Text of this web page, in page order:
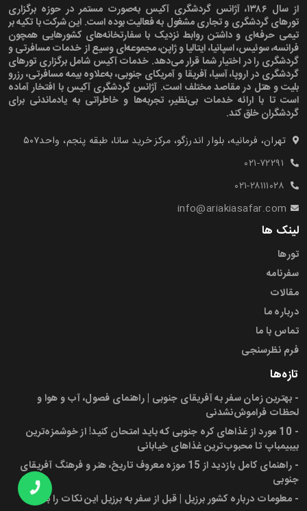
از سال ۱۳۸۶، آژانس گردشگری آکیس به‌صورت مستمر در حوزه برگزاری
تورهای گردشگری و تجاری مشغول به فعالیت بوده است. این شرکت با تکیه بر
تیمی حرفه‌ای و داشتن روابط نزدیک با سفارتخانه‌های کشورهایی همچون
فرانسه، سوئیس، اسپانیا، ایتالیا و ژاپن، مجموعه‌ای وسیع از خدمات مسافرتی و
گردشگری را در اختیار شما قرار می‌دهد. خدمات آکیس شامل برگزاری تورهای
گردشگری در اروپا، آسیا، آفریقا و آمریکای جنوبی، به‌علاوه بیمه مسافرتی، رزرو
بلیت و هتل در مقاصد مختلف است. آژانس گردشگری آکیس با افتخار آماده
است تا با ارائه خدمات بی‌نظیر، تجربه‌ها و خاطراتی به یادماندنی برای
گردشگران خلق کند.
تهران، فرمانیه، بلوار اندرزگو، مرکز خرید سانا، طبقه پنجم، واحد۵۰۷‍
۰۲۱-۷۲۲۹۱
۰۲۱-۲۸۱۱۱۰۲۸
info@ariakiasafar.com
لینک ها
تورها
سفرنامه
مقالات
درباره ما
تماس با ما
فرم نظرسنجی
تازه‌ها
- بهترین زمان سفر به آفریقای جنوبی | راهنمای فصول، آب و هوا و
لحظات فراموش‌نشدنی
-
10 مورد از غذاهای کره جنوبی که باید امتحان کنید! از خوشمزه‌ترین
بیبیمباپ تا محبوب‌ترین غذاهای خیابانی
-
راهنمای کامل بازدید از 15 موزه معروف تاریخ، هنر و فرهنگ آفریقای
جنوبی
- معلومات درباره کشور برزیل | قبل از سفر به برزیل این نکات را بدانید!